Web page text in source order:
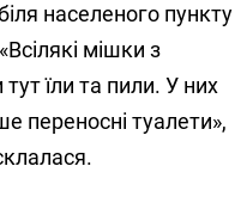
населеного пункту
мішки з
їли та пили. У них
переносні туалети»,